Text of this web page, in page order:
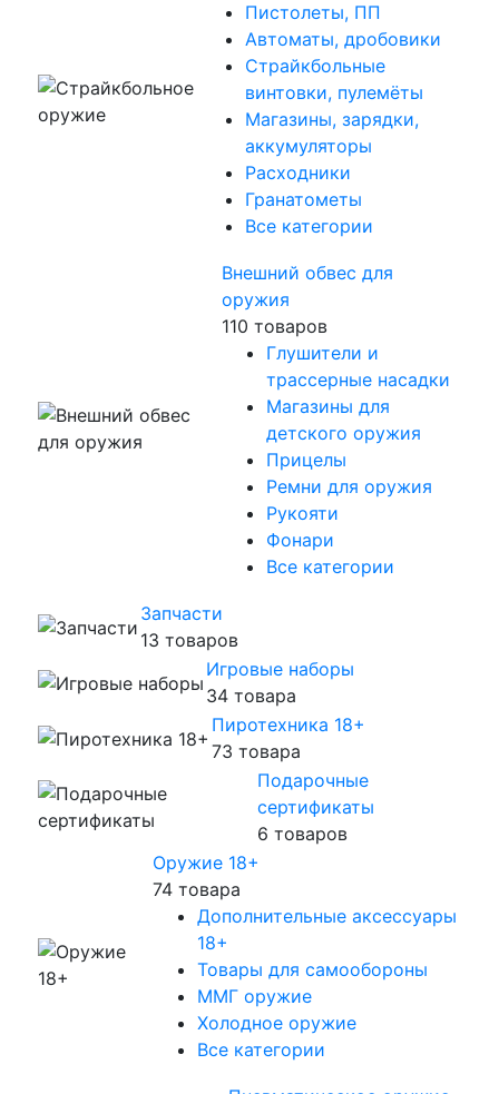
Пистолеты, ПП
Автоматы, дробовики
Страйкбольные
винтовки, пулемёты
Магазины, зарядки,
аккумуляторы
Расходники
Гранатометы
Все категории
Внешний обвес для
оружия
110 товаров
Глушители и
трассерные насадки
Магазины для
детского оружия
Прицелы
Ремни для оружия
Рукояти
Фонари
Все категории
Запчасти
13 товаров
Игровые наборы
34 товара
Пиротехника 18+
73 товара
Подарочные
сертификаты
6 товаров
Оружие 18+
74 товара
Дополнительные аксессуары
18+
Товары для самообороны
ММГ оружие
Холодное оружие
Все категории